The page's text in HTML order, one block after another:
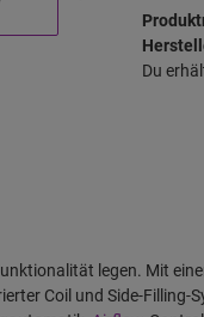
Du
legen. Mit
Coil und Side-